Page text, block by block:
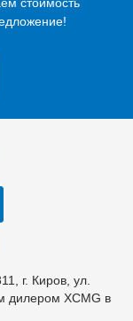
г. Киров, ул.
дилером XCMG в